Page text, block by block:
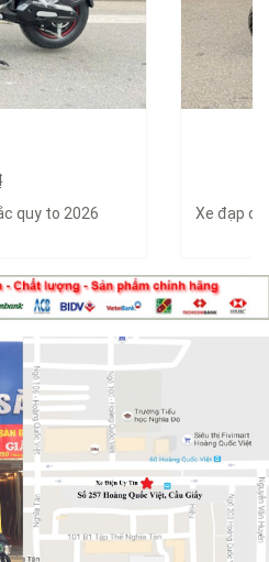
có bàn đạp không cần đăng ký